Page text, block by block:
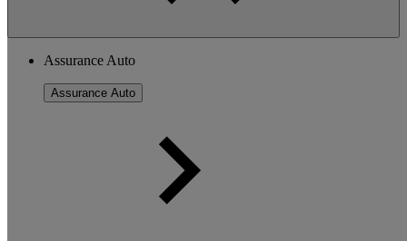
Assurance Auto
Assurance Auto